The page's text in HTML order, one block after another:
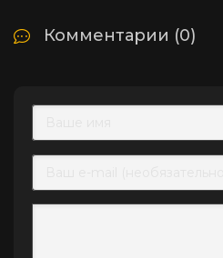
Комментарии (0)